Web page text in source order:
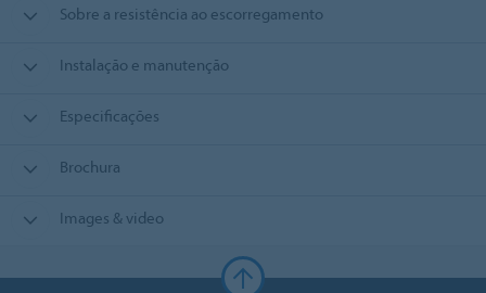
Sobre a resistência ao escorregamento
Instalação e manutenção
Especificações
Brochura
Images & video